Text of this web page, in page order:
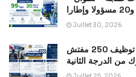
Juillet 30, 2026
وزارة الاقتصاد والمالية: مباراة توظيف 250 مفتش
من الدرجة الثانية